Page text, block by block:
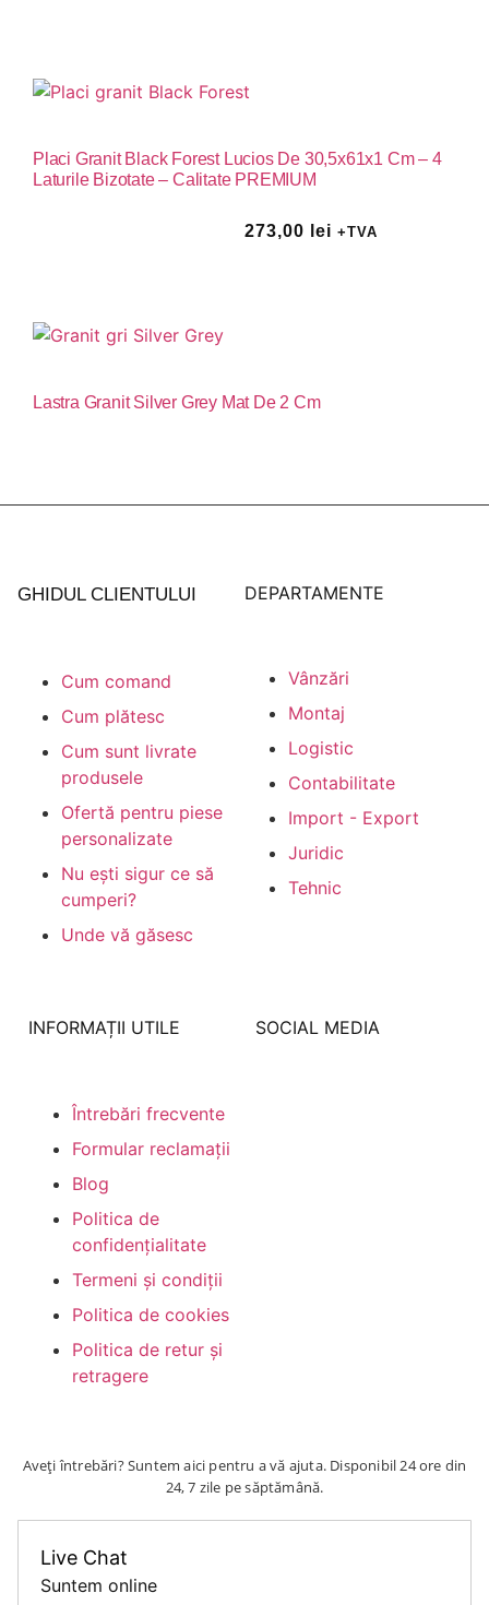
Placi Granit Black Forest Lucios De 30,5x61x1 Cm – 4
Laturile Bizotate – Calitate PREMIUM
273,00 lei +TVA
Lastra Granit Silver Grey Mat De 2 Cm
GHIDUL CLIENTULUI
Cum comand
Cum plătesc
Cum sunt livrate
produsele
Ofertă pentru piese
personalizate
Nu ești sigur ce să
cumperi?
Unde vă găsesc
DEPARTAMENTE
Vânzări
Montaj
Logistic
Contabilitate
Import - Export
Juridic
Tehnic
INFORMAȚII UTILE
Întrebări frecvente
Formular reclamații
Blog
Politica de
confidențialitate
Termeni și condiții
Politica de cookies
Politica de retur și
retragere
SOCIAL MEDIA
Aveți întrebări? Suntem aici pentru a vă ajuta. Disponibil 24 ore din
24, 7 zile pe săptămână.
Live Chat
Suntem online